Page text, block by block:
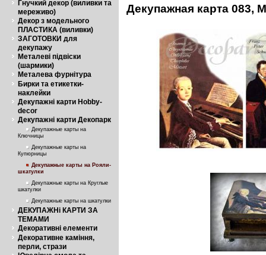
Гнучкий декор (виливки та
мереживо)
Декор з модельного
ПЛАСТИКА (виливки)
ЗАГОТОВКИ для
декупажу
Металеві підвіски
(шармики)
Металева фурнітура
Бирки та етикетки-
наклейки
Декупажні карти Hobby-
decor
Декупажні карти Декопарк
Декупажные карты на
Ключницы
Декупажные карты на
Купюрницы
Декупажные карты на Рояли-
шкатулки
Декупажные карты на Круглые
шкатулки
Декупажные карты на шкатулки
ДЕКУПАЖНі КАРТИ ЗА
ТЕМАМИ
Декоративні елементи
Декоративне каміння,
перли, стрази
Декупажная карта 083,